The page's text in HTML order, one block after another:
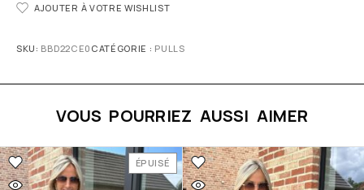
AJOUTER À VOTRE WISHLIST
SKU: BBD22CE0 CATÉGORIE : PULLS
VOUS POURRIEZ AUSSI AIMER
ÉPUISÉ